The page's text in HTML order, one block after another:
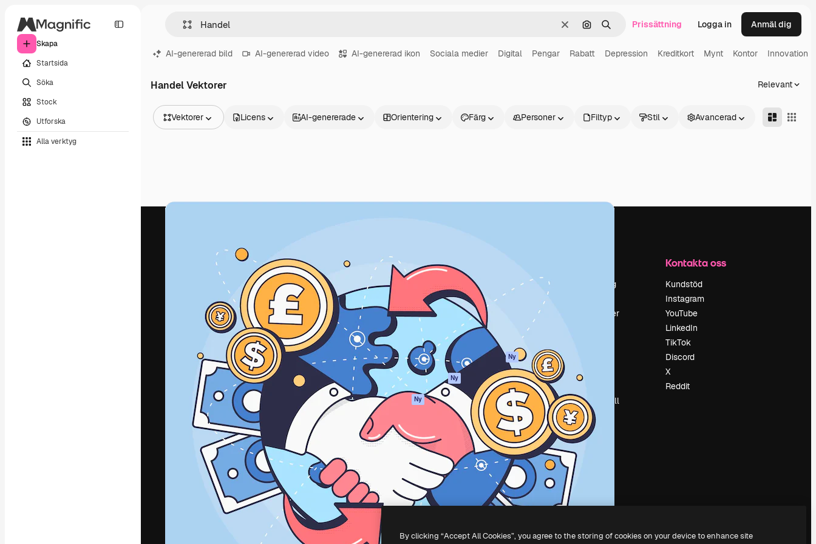
Skapa
Startsida
Söka
Stock
Utforska
Alla verktyg
RensaSök efter bild
Söka Prissättning Logga in Anmäl dig
AI-genererad bild AI-genererad video AI-genererad ikon Sociala medier Digital Pengar Rabatt Depression Kreditkort Mynt Kontor Innovation
Handel Vektorer Relevant
Vektorer
Videor
Licens AI-genererade Orientering Färg Personer Filtyp Stil Avancerad
Den kreativa plattformen för att förverkliga
ditt bästa arbete. Mer än 1 miljon
prenumeranter bland kreatörer, företag,
byråer och studior.
Svenska
Produkter
Spaces
AI-assistent
AI-bildgenerator
AI-videogenerator
AI-röstgenerator
Stock-innehåll
MCP för
Claude/ChatGPT
Ny
Agenter Ny
Mobilapp
Alla Magnific-
Academy
Dokumentation
Support
Användarvillkor
Integritetspolicy
Original Ny
Cookies policy
Förtroendecenter
Affiliates
Företag
Prissättning
Recensioner
Händelser
Sälj innehåll
Pressrum
Söker efter
magnific.ai
Kontakta oss
Kundstöd
Instagram
YouTube
LinkedIn
TikTok
Discord
X
Reddit
Copyright © 2010-2026 Freepik Company S.L.U.Alla rättigheter reserverade
By clicking “Accept All Cookies”, you agree to the storing of cookies on your device to enhance site